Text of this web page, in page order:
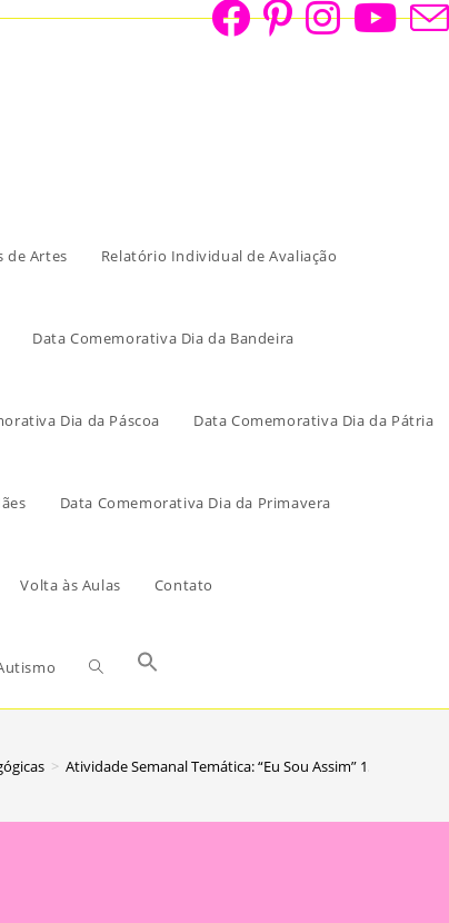
de Artes Relatório Individual de Avaliação
Data Comemorativa Dia da Bandeira
Dia da Páscoa Data Comemorativa Dia da Pátria
Data Comemorativa Dia da Primavera
Volta às Aulas Contato
> Atividade Semanal Temática: “Eu Sou Assim” 15|A